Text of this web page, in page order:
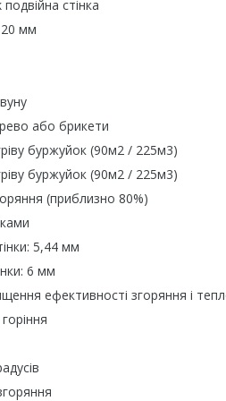
стінка
мм
або брикети
буржуйок (90м2 / 225м3)
буржуйок (90м2 / 225м3)
(приблизно 80%)
5,44 мм
6 мм
ефективності згоряння і